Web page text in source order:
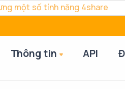
một số tính năng 4share
Thông tin API